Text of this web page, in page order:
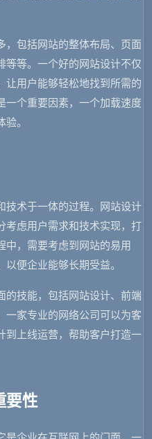
，包括网站的整体布局、页面
等等。一个好的网站设计不仅
让用户能够轻松地找到所需的
一个重要因素，一个加载速度
。
技术于一体的过程。网站设计
考虑用户需求和技术实现，打
中，需要考虑到网站的易用
便企业能够长期受益。
的技能，包括网站设计、前端
一家专业的网络公司可以为客
到上线运营，帮助客户打造一
要性